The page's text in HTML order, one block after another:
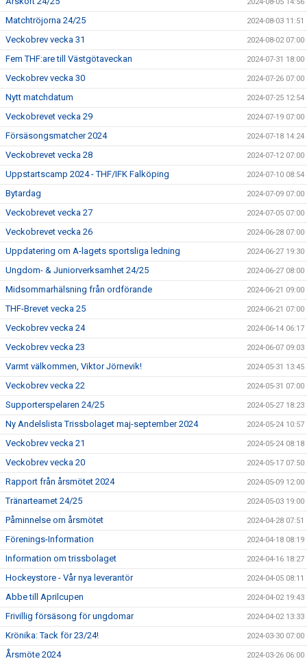
Matchtröjorna 24/25 2024-08-03 11:51
Veckobrev vecka 31 2024-08-02 07:00
Fem THF:are till Västgötaveckan 2024-07-31 18:00
Veckobrev vecka 30 2024-07-26 07:00
Nytt matchdatum 2024-07-25 12:54
Veckobrevet vecka 29 2024-07-19 07:00
Försäsongsmatcher 2024 2024-07-18 14:24
Veckobrevet vecka 28 2024-07-12 07:00
Uppstartscamp 2024 - THF/IFK Falköping 2024-07-10 08:54
Bytardag 2024-07-09 07:00
Veckobrevet vecka 27 2024-07-05 07:00
Veckobrevet vecka 26 2024-06-28 07:00
Uppdatering om A-lagets sportsliga ledning 2024-06-27 19:30
Ungdom- & Juniorverksamhet 24/25 2024-06-27 08:00
Midsommarhälsning från ordförande 2024-06-21 09:00
THF-Brevet vecka 25 2024-06-21 07:00
Veckobrev vecka 24 2024-06-14 06:17
Veckobrev vecka 23 2024-06-07 09:03
Varmt välkommen, Viktor Jörnevik! 2024-05-31 13:45
Veckobrev vecka 22 2024-05-31 07:00
Supporterspelaren 24/25 2024-05-27 18:23
Ny Andelslista Trissbolaget maj-september 2024 2024-05-24 10:57
Veckobrev vecka 21 2024-05-24 08:18
Veckobrev vecka 20 2024-05-17 07:50
Rapport från årsmötet 2024 2024-05-09 12:00
Tränarteamet 24/25 2024-05-03 19:00
Påminnelse om årsmötet 2024-04-28 07:51
Förenings-Information 2024-04-18 08:19
Information om trissbolaget 2024-04-16 18:27
Hockeystore - Vår nya leverantör 2024-04-05 08:11
Abbe till Aprilcupen 2024-04-02 19:43
Frivillig försäsong för ungdomar 2024-04-02 13:33
Krönika: Tack för 23/24! 2024-03-30 07:00
Årsmöte 2024 2024-03-26 06:00